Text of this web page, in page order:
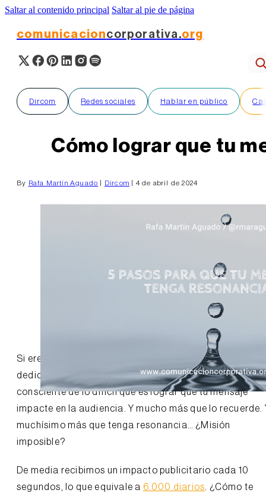
Saltar al contenido principal Saltar al pie de página
comunicacioncorporativa.org
Dircom Redes sociales Hablar en público
Cómo lograr que tu
By Rafa Martín Aguado Dircom | 4 de abril de 2024
Si eres creador de contenido o has emprendido o te
dedicas al marketing y las ventas serás plenamente
consciente de lo difícil que es lograr que tu mensaje
impacte en la audiencia. Y mucho más que lo recuerde.
muchísimo más que tenga resonancia… ¿Misión
imposible?
De media recibimos un impacto publicitario cada 10
segundos, lo que equivale a 6.000 diarios. ¿Cómo te